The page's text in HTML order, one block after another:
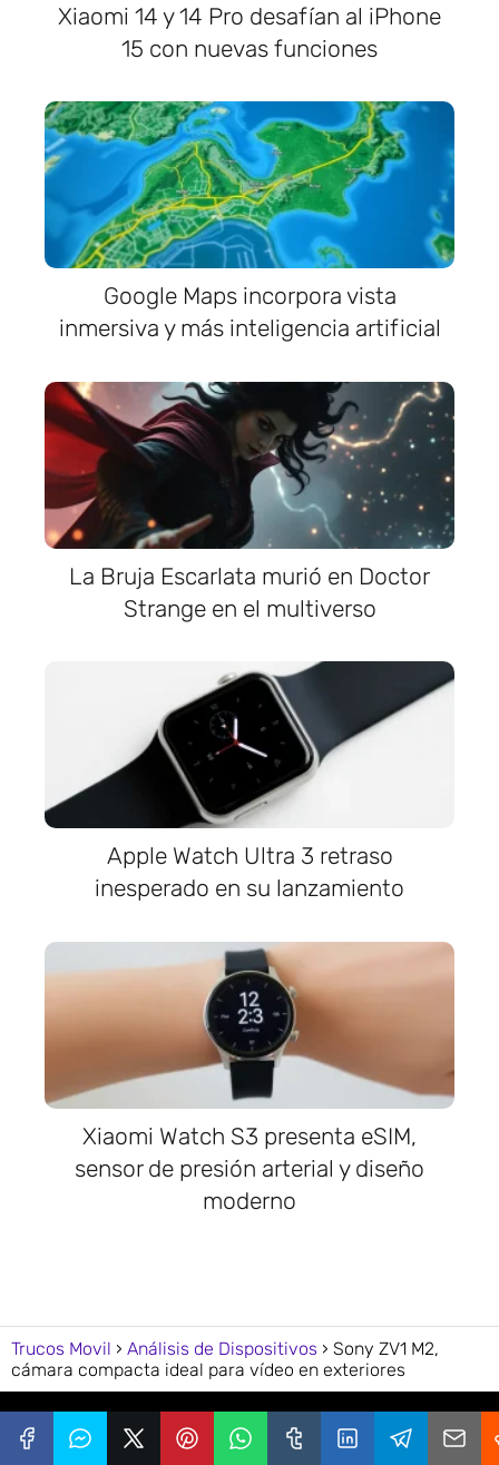
Xiaomi 14 y 14 Pro desafían al iPhone
15 con nuevas funciones
Google Maps incorpora vista
inmersiva y más inteligencia artificial
La Bruja Escarlata murió en Doctor
Strange en el multiverso
Apple Watch Ultra 3 retraso
inesperado en su lanzamiento
Xiaomi Watch S3 presenta eSIM,
sensor de presión arterial y diseño
moderno
Trucos Movil Análisis de Dispositivos
Sony ZV1 M2,
cámara compacta ideal para vídeo en exteriores